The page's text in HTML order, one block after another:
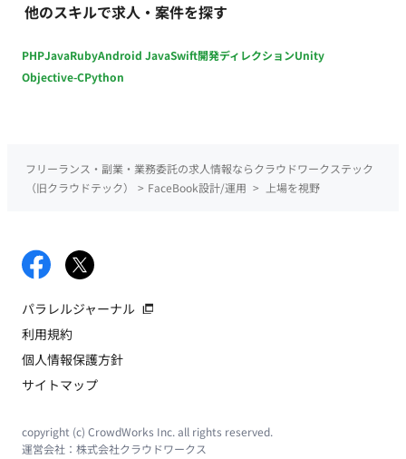
他のスキルで求人・案件を探す
PHPJavaRubyAndroid JavaSwift開発ディレクションUnity
Objective-CPython
フリーランス・副業・業務委託の求人情報ならクラウドワークステック
（旧クラウドテック）
> FaceBook設計/運用 > 上場を視野
パラレルジャーナル
利用規約
個人情報保護方針
サイトマップ
copyright (c) CrowdWorks Inc. all rights reserved.
運営会社： 株式会社クラウドワークス